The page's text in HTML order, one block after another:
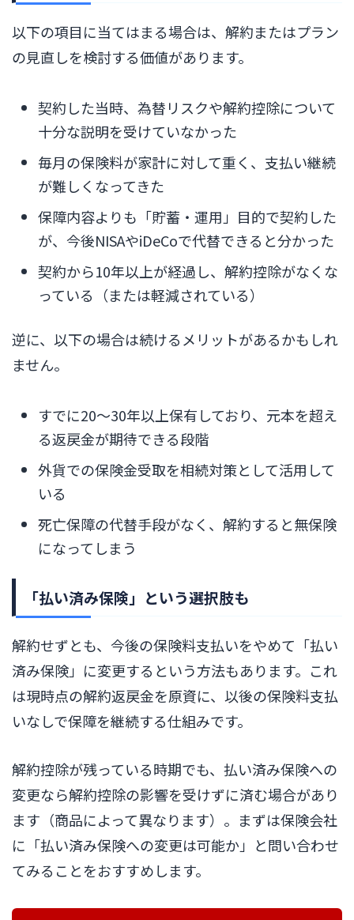
以下の項目に当てはまる場合は、解約またはプラン
の見直しを検討する価値があります。
契約した当時、為替リスクや解約控除について
十分な説明を受けていなかった
毎月の保険料が家計に対して重く、支払い継続
が難しくなってきた
保障内容よりも「貯蓄・運用」目的で契約した
が、今後NISAやiDeCoで代替できると分かった
契約から10年以上が経過し、解約控除がなくな
っている（または軽減されている）
逆に、以下の場合は続けるメリットがあるかもしれ
ません。
すでに20〜30年以上保有しており、元本を超え
る返戻金が期待できる段階
外貨での保険金受取を相続対策として活用して
いる
死亡保障の代替手段がなく、解約すると無保険
になってしまう
「払い済み保険」という選択肢も
解約せずとも、今後の保険料支払いをやめて「払い
済み保険」に変更するという方法もあります。これ
は現時点の解約返戻金を原資に、以後の保険料支払
いなしで保障を継続する仕組みです。
解約控除が残っている時期でも、払い済み保険への
変更なら解約控除の影響を受けずに済む場合があり
ます（商品によって異なります）。まずは保険会社
に「払い済み保険への変更は可能か」と問い合わせ
てみることをおすすめします。